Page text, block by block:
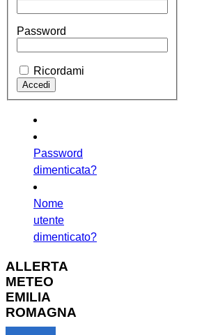
Password
Ricordami
Password
dimenticata?
Nome
utente
dimenticato?
ALLERTA
METEO
EMILIA
ROMAGNA